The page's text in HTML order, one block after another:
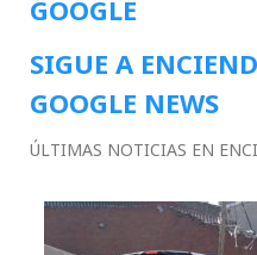
GOOGLE
SIGUE A
GOOGLE NEWS
ÚLTIMAS NOTICIAS EN